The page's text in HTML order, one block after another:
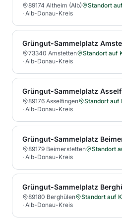
89174 Altheim (Alb)
Standort
· Alb-Donau-Kreis
Grüngut-Sammelplatz
73340 Amstetten
Standort auf
· Alb-Donau-Kreis
Grüngut-Sammelplatz
89176 Asselfingen
Standort auf
· Alb-Donau-Kreis
Grüngut-Sammelplatz
89179 Beimerstetten
Standort
· Alb-Donau-Kreis
Grüngut-Sammelplatz
89180 Berghülen
Standort auf
· Alb-Donau-Kreis